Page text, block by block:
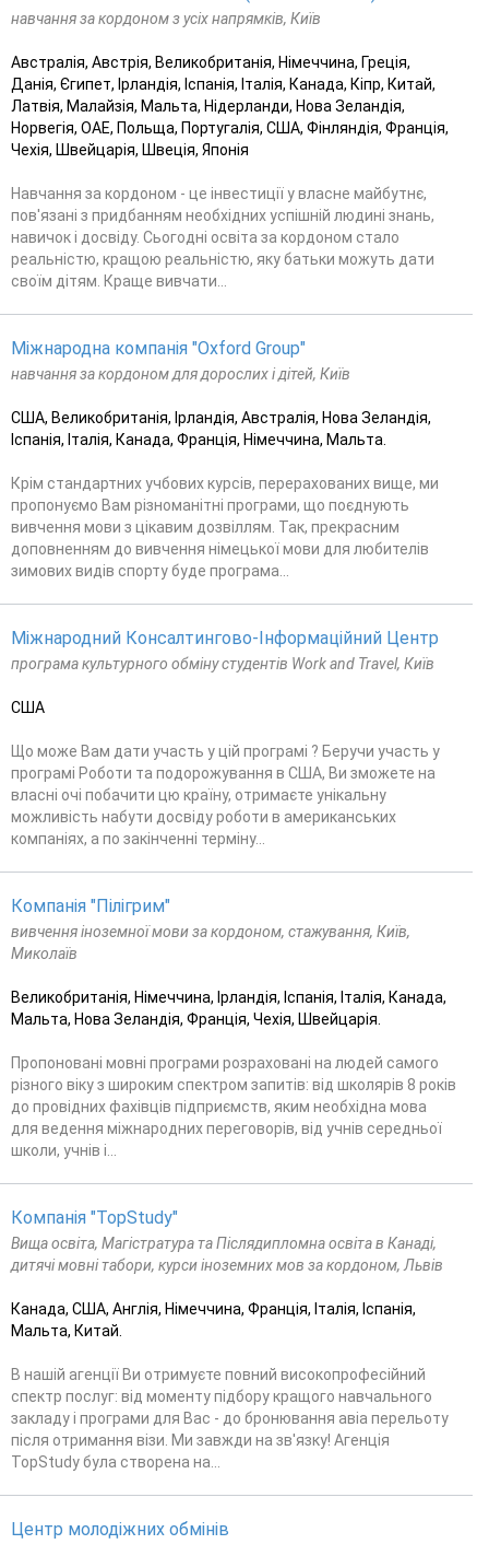
навчання за кордоном з усіх напрямків, Київ
Австралія, Австрія, Великобританія, Німеччина, Греція,
Данія, Єгипет, Ірландія, Іспанія, Італія, Канада, Кіпр, Китай,
Латвія, Малайзія, Мальта, Нідерланди, Нова Зеландія,
Норвегія, ОАЕ, Польща, Португалія, США, Фінляндія, Франція,
Чехія, Швейцарія, Швеція, Японія
Навчання за кордоном - це інвестиції у власне майбутнє,
пов'язані з придбанням необхідних успішній людині знань,
навичок і досвіду. Сьогодні освіта за кордоном стало
реальністю, кращою реальністю, яку батьки можуть дати
своїм дітям. Краще вивчати...
Міжнародна компанія "Oxford Group"
навчання за кордоном для дорослих і дітей, Київ
США, Великобританія, Ірландія, Австралія, Нова Зеландія,
Іспанія, Італія, Канада, Франція, Німеччина, Мальта.
Крім стандартних учбових курсів, перерахованих вище, ми
пропонуємо Вам різноманітні програми, що поєднують
вивчення мови з цікавим дозвіллям. Так, прекрасним
доповненням до вивчення німецької мови для любителів
зимових видів спорту буде програма...
Міжнародний Консалтингово-Інформаційний Центр
програма культурного обміну студентів Work and Travel, Київ
США
Що може Вам дати участь у цій програмі ? Беручи участь у
програмі Роботи та подорожування в США, Ви зможете на
власні очі побачити цю країну, отримаєте унікальну
можливість набути досвіду роботи в американських
компаніях, а по закінченні терміну...
Компанія "Пілігрим"
вивчення іноземної мови за кордоном, стажування, Київ,
Миколаїв
Великобританія, Німеччина, Ірландія, Іспанія, Італія, Канада,
Мальта, Нова Зеландія, Франція, Чехія, Швейцарія.
Пропоновані мовні програми розраховані на людей самого
різного віку з широким спектром запитів: від школярів 8 років
до провідних фахівців підприємств, яким необхідна мова
для ведення міжнародних переговорів, від учнів середньої
школи, учнів і...
Компанія "TopStudy"
Вища освіта, Магістратура та Післядипломна освіта в Канаді,
дитячі мовні табори, курси іноземних мов за кордоном, Львів
Канада, США, Англія, Німеччина, Франція, Італія, Іспанія,
Мальта, Китай.
В нашій агенції Ви отримуєте повний високопрофесійний
спектр послуг: від моменту підбору кращого навчального
закладу і програми для Вас - до бронювання авіа перельоту
після отримання візи. Ми завжди на зв'язку! Агенція
TopStudy була створена на...
Центр молодіжних обмінів